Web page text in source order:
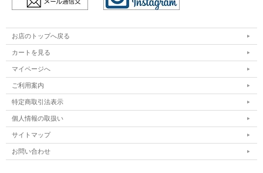
お店のトップへ戻る
カートを見る
マイページへ
ご利用案内
特定商取引法表示
個人情報の取扱い
サイトマップ
お問い合わせ